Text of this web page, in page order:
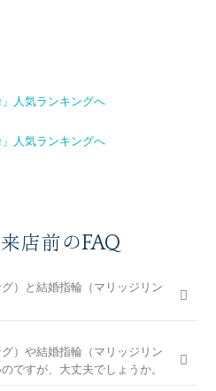
」人気ランキングへ
」人気ランキングへ
店前のFAQ
）と結婚指輪（マリッジリン
ゴージャスまで、豊富なラインナ
オプションを組み合わせると数万
さを叶える婚約指輪と結婚指輪を
）や結婚指輪（マリッジリン
ですが、大丈夫でしょうか。